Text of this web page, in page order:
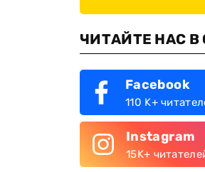
ЧИТАЙТЕ НАС В
Facebook
110 K+
Instagram
15K+